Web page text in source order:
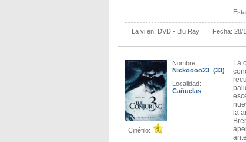
La vi en: DVD - Blu Ray Fecha:28/
Cinéfilo:
Nombre:
Nickoooo23 (33)
Localidad:
Cañuelas
La
la